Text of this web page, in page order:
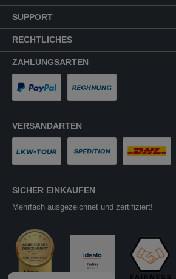
SUPPORT
RECHTLICHES
ZAHLUNGSARTEN
VERSANDARTEN
SICHER EINKAUFEN
Mehrfach ausgezeichnet und zertifiziert!